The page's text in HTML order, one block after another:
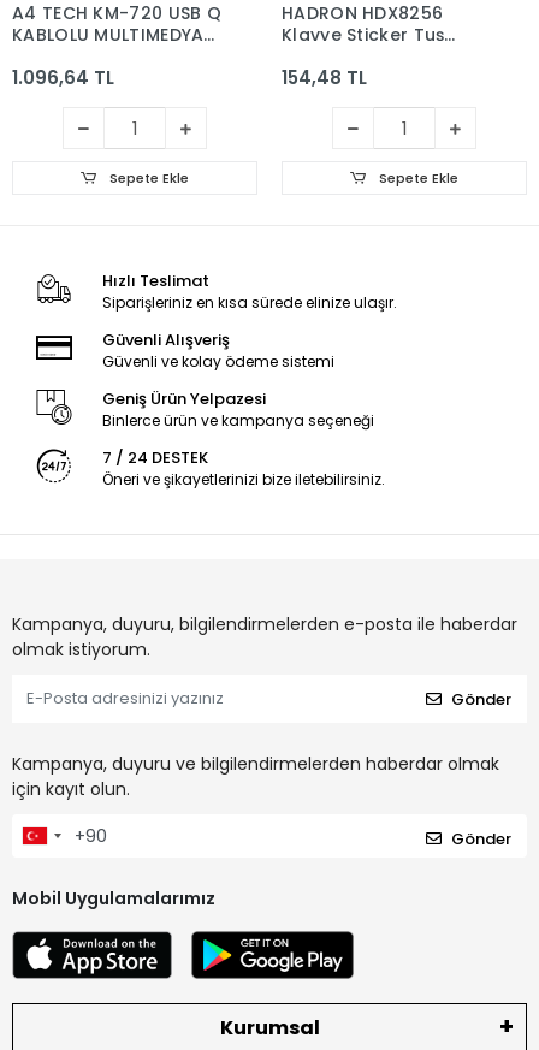
A4 TECH KM-720 USB Q
KABLOLU MULTIMEDYA
1.096,64 TL
Sepete Ekle
HADRON HDX8256
Klavye Sticker Tuş
154,48 TL
Sepete Ekle
Hızlı Teslimat
Siparişleriniz en kısa sürede elinize ulaşır.
Güvenli Alışveriş
Güvenli ve kolay ödeme sistemi
Geniş Ürün Yelpazesi
Binlerce ürün ve kampanya seçeneği
7 / 24 DESTEK
Öneri ve şikayetlerinizi bize iletebilirsiniz.
Kampanya, duyuru, bilgilendirmelerden e-posta ile haberdar
olmak istiyorum.
Gönder
Kampanya, duyuru ve bilgilendirmelerden haberdar olmak
için kayıt olun.
Gönder
Mobil Uygulamalarımız
Kurumsal